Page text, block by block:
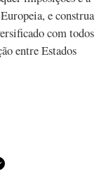
e construa
com todos
entre Estados